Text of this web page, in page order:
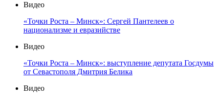
Видео
«Точки Роста – Минск»: Сергей Пантелеев о
национализме и евразийстве
Видео
«Точки Роста – Минск»: выступление депутата Госдумы
от Севастополя Дмитрия Белика
Видео